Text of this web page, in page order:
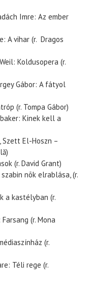
Imre: Az ember
A vihar (r. Dragos
Koldusopera (r.
Gábor: A fátyol
(r. Tompa Gábor)
Kinek kell a
Szett El-Hoszn –
(r. David Grant)
nõk elrablása, (r.
a kastélyban (r.
(r. Mona
(r.
Téli rege (r.